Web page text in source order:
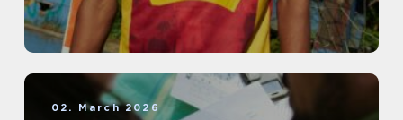
02. March 2026